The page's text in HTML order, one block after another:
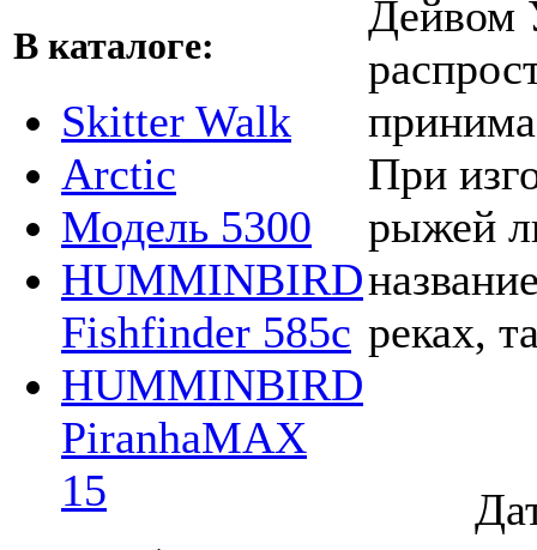
В каталоге:
Skitter Walk
Arctic
Модель 5300
HUMMINBIRD
Fishfinder 585c
HUMMINBIRD
PiranhaMAX
15
Дейвом
При
рыжей
реках,